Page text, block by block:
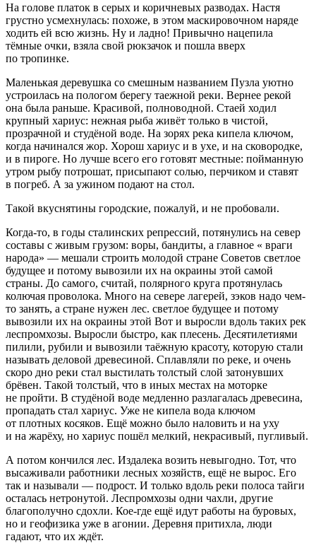
На голове платок в серых и коричневых разводах. Настя
грустно усмехнулась: похоже, в этом маскировочном наряде
ходить ей всю жизнь. Ну и ладно! Привычно нацепила
тёмные очки, взяла свой рюкзачок и пошла вверх
по тропинке.
Маленькая деревушка со смешным названием Пузла уютно
устроилась на пологом берегу таежной реки. Вернее рекой
она была раньше. Красивой, полноводной. Стаей ходил
крупный хариус: нежная рыба живёт только в чистой,
прозрачной и студёной воде. На зорях река кипела ключом,
когда начинался жор. Хорош хариус и в ухе, и на сковородке,
и в пироге. Но лучше всего его готовят местные: пойманную
утром рыбу потрошат, присыпают солью, перчиком и ставят
в погреб. А за ужином подают на стол.
Такой вкуснятины городские, пожалуй, и не пробовали.
Когда-то, в годы сталинских репрессий, потянулись на север
составы с живым грузом: воры, бандиты, а главное « враги
народа» — мешали строить молодой стране Советов светлое
будущее и потому вывозили их на окраины этой самой
страны. До самого, считай, полярного круга протянулась
колючая проволока. Много на севере лагерей, зэков надо чем-
то занять, а стране нужен лес. светлое будущее и потому
вывозили их на окраины этой Вот и выросли вдоль таких рек
леспромхозы. Выросли быстро, как плесень. Десятилетиями
пилили, рубили и вывозили таёжную красоту, которую стали
называть деловой древесиной. Сплавляли по реке, и очень
скоро дно реки стал выстилать толстый слой затонувших
брёвен. Такой толстый, что в иных местах на моторке
не пройти. В студёной воде медленно разлагалась древесина,
пропадать стал хариус. Уже не кипела вода ключом
от плотных косяков. Ещё можно было наловить и на уху
и на жарёху, но хариус пошёл мелкий, некрасивый, пугливый.
А потом кончился лес. Издалека возить невыгодно. Тот, что
высаживали работники лесных хозяйств, ещё не вырос. Его
так и называли — подрост. И только вдоль реки полоса тайги
осталась нетронутой. Леспромхозы одни чахли, другие
благополучно сдохли. Кое-где ещё идут работы на буровых,
но и геофизика уже в агонии. Деревня притихла, люди
гадают, что их ждёт.